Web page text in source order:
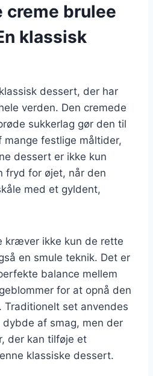
creme brulee
klassisk
dessert, der har
verden. Den cremede
sukkerlag gør den til
mange festlige måltider,
dessert er ikke kun
fryd for øjet, når den
med et gyldent,
kræver ikke kun de rette
en smule teknik. Det er
balance mellem
for at opnå den
Traditionelt set anvendes
af smag, men der
der kan tilføje et
klassiske dessert.